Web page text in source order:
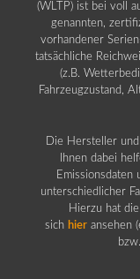
(WLTP) ist bei voll
genannten,
vorhandener
tatsächliche
(z.B.
Fahrzeugzustand,
Die Hersteller
Ihnen dabei
Emissionsdaten
unterschiedlicher
Hierzu hat
sich hier ansehen